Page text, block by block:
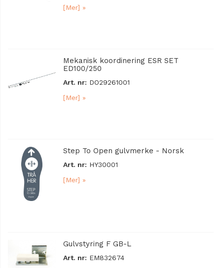
[Mer] »
Mekanisk koordinering ESR SET
ED100/250
Art. nr: DO29261001
[Mer] »
Step To Open gulvmerke - Norsk
Art. nr: HY30001
[Mer] »
Gulvstyring F GB-L
Art. nr: EM832674